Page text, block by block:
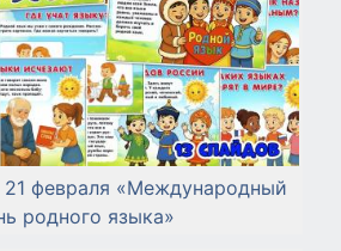
21 февраля «Международный
родного языка»